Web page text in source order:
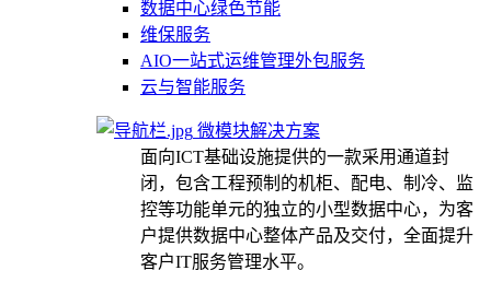
数据中心绿色节能
维保服务
AIO一站式运维管理外包服务
云与智能服务
微模块解决方案
面向ICT基础设施提供的一款采用通道封
闭，包含工程预制的机柜、配电、制冷、监
控等功能单元的独立的小型数据中心，为客
户提供数据中心整体产品及交付，全面提升
客户IT服务管理水平。